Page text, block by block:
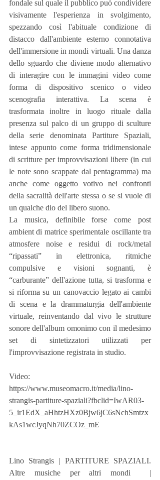
fondale sul quale il pubblico può condividere
visivamente l'esperienza in svolgimento,
spezzando così l'abituale condizione di
distacco dall'ambiente esterno connotativa
dell'immersione in mondi virtuali. Una danza
dello sguardo che diviene modo alternativo
di interagire con le immagini video come
forma di dispositivo scenico o video
scenografia interattiva. La scena è
trasformata inoltre in luogo rituale dalla
presenza sul palco di un gruppo di sculture
della serie denominata Partiture Spaziali,
intese appunto come forma tridimensionale
di scritture per improvvisazioni libere (in cui
le note sono scappate dal pentagramma) ma
anche come oggetto votivo nei confronti
della sacralità dell'arte stessa o se si vuole di
un qualche dio del libero suono.
La musica, definibile forse come post
ambient di matrice sperimentale oscillante tra
atmosfere noise e residui di rock/metal
“ripassati” in elettronica, ritmiche
compulsive e visioni sognanti, è
“carburante” dell'azione tutta, si trasforma e
si riforma su un canovaccio legato ai cambi
di scena e la drammaturgia dell'ambiente
virtuale, reinventando dal vivo le strutture
sonore dell'album omonimo con il medesimo
set di sintetizzatori utilizzati per
l'improvvisazione registrata in studio.
Video:
https://www.museomacro.it/media/lino-
strangis-partiture-spaziali?fbclid=IwAR03-
5_ir1EdX_aHhtzHXz0Bjw6jC6sNchSmtzx
kAs1wcJyqNh70ZCOz_mE
Lino Strangis | PARTITURE SPAZIALI.
Altre musiche per altri mondi  |